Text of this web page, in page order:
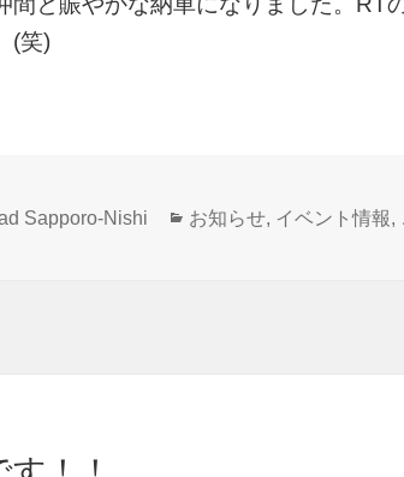
(笑)
Sapporo-Nishi
カ
お知らせ, イベント情報,